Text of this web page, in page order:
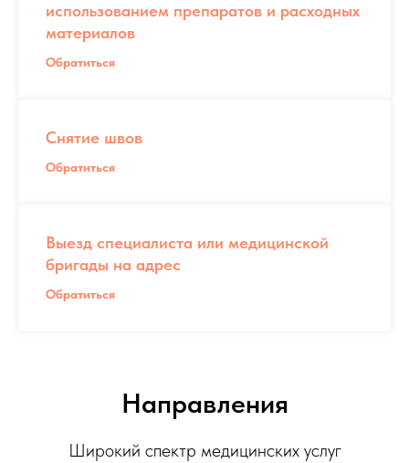
использованием препаратов и расходных
материалов
Обратиться
Снятие швов
Обратиться
Выезд специалиста или медицинской
бригады на адрес
Обратиться
Направления
Широкий спектр медицинских услуг